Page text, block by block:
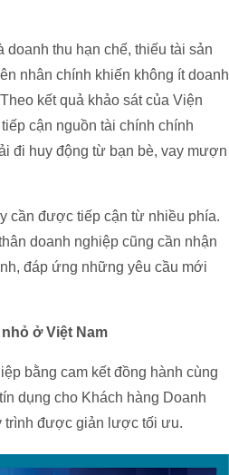
thu hạn chế, thiếu tài sản
nhân chính khiến không ít doanh
kết quả khảo sát của Viện
cận nguồn tài chính chính
đi huy động từ bạn bè, vay mượn
cần được tiếp cận từ nhiều phía.
doanh nghiệp cũng cần nhận
đáp ứng những yêu cầu mới
ở Việt Nam
bằng cam kết đồng hành cùng
dụng cho Khách hàng Doanh
trình được giản lược tối ưu.